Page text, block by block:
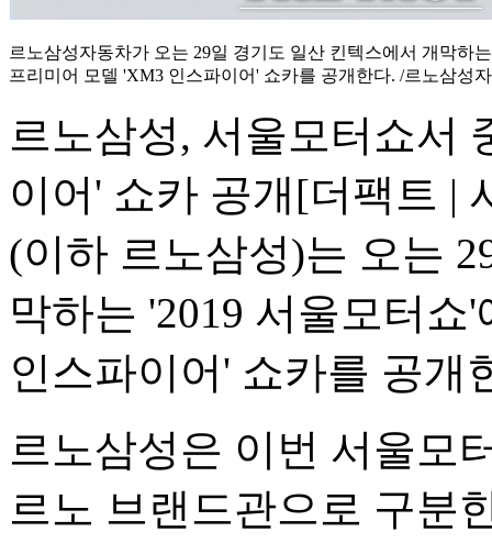
르노삼성자동차가 오는 29일 경기도 일산 킨텍스에서 개막하
프리미어 모델 'XM3 인스파이어' 쇼카를 공개한다. /르노삼성
르노삼성, 서울모터쇼서
이어' 쇼카 공개[더팩트 |
(이하 르노삼성)는 오는
막하는 '2019 서울모터
인스파이어' 쇼카를 공개
르노삼성은 이번 서울모
르노 브랜드관으로 구분